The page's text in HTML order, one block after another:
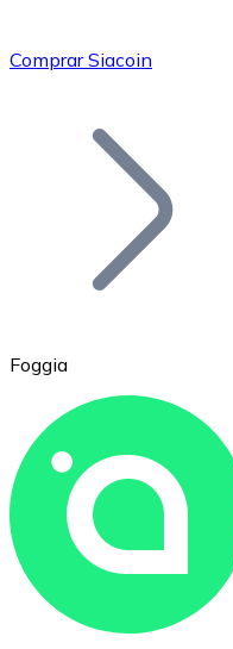
Bitcoin
Ethereum
ETH
Comprar Siacoin
Foggia